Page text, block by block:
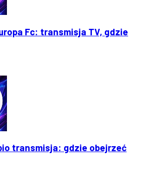
Fc: transmisja TV, gdzie
transmisja: gdzie obejrzeć